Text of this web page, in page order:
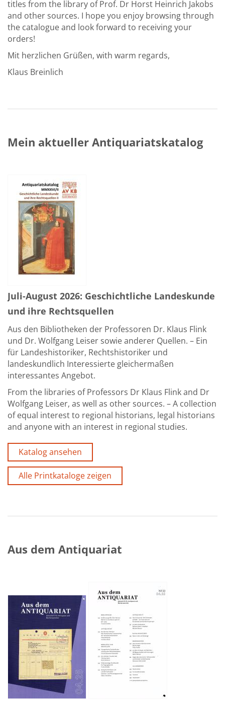
Kontakt
Newsletter
titles from the library of Prof. Dr Horst Heinrich Jakobs
and other sources. I hope you enjoy browsing through
the catalogue and look forward to receiving your
orders!
Mit herzlichen Grüßen, with warm regards,
Klaus Breinlich
Mein aktueller Antiquariatskatalog
Juli-August 2026: Geschichtliche Landeskunde
und ihre Rechtsquellen
Aus den Bibliotheken der Professoren Dr. Klaus Flink
und Dr. Wolfgang Leiser sowie anderer Quellen. – Ein
für Landeshistoriker, Rechtshistoriker und
landeskundlich Interessierte gleichermaßen
interessantes Angebot.
From the libraries of Professors Dr Klaus Flink and Dr
Wolfgang Leiser, as well as other sources. – A collection
of equal interest to regional historians, legal historians
and anyone with an interest in regional studies.
Katalog ansehen
Alle Printkataloge zeigen
Aus dem Antiquariat